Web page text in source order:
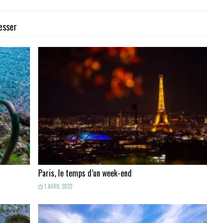
Paris, le temps d’un week-end
1 AVRIL 2022